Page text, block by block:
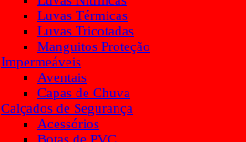
Luvas Térmicas
Luvas Tricotadas
Manguitos Proteção
Impermeáveis
Aventais
Capas de Chuva
Calçados de Segurança
Acessórios